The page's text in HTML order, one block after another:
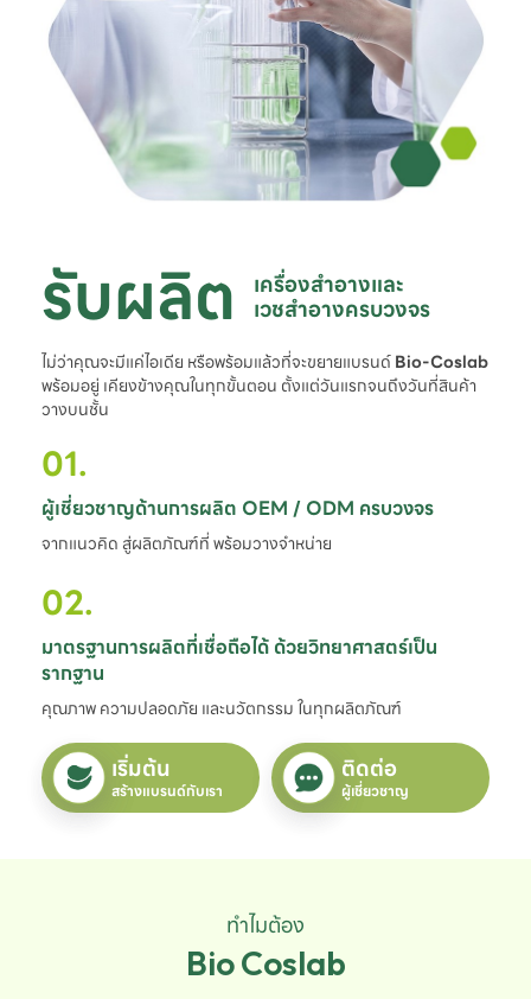
รับผลิต เครื่องสำอางและ
เวชสำอางครบวงจร
ไม่ว่าคุณจะมีแค่ไอเดีย หรือพร้อมแล้วที่จะขยายแบรนด์Bio-Coslab
พร้อมอยู่ เคียงข้างคุณในทุกขั้นตอน ตั้งแต่วันแรกจนถึงวันที่สินค้า
วางบนชั้น
01.
ผู้เชี่ยวชาญด้านการผลิต OEM / ODM ครบวงจร
จากแนวคิด สู่ผลิตภัณฑ์ที่ พร้อมวางจำหน่าย
02.
มาตรฐานการผลิตที่เชื่อถือได้ ด้วยวิทยาศาสตร์เป็น
รากฐาน
คุณภาพ ความปลอดภัย และนวัตกรรม ในทุกผลิตภัณฑ์
เริ่มต้น
สร้างแบรนด์กับเรา
ติดต่อ
ผู้เชี่ยวชาญ
ทำไมต้อง
Bio Coslab